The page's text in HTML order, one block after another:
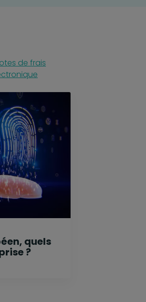
de frais
quels
?